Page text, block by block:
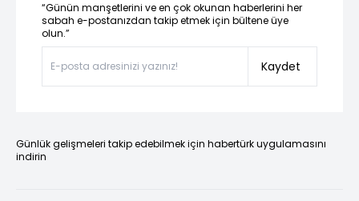
“Günün manşetlerini ve en çok okunan haberlerini her
sabah e-postanızdan takip etmek için bültene üye
olun.”
Kaydet
Günlük gelişmeleri takip edebilmek için habertürk uygulamasını
indirin